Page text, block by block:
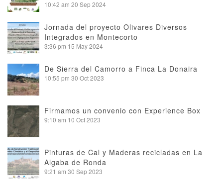
10:42 am 20 Sep 2024
Jornada del proyecto Olivares Diversos
Integrados en Montecorto
3:36 pm 15 May 2024
De Sierra del Camorro a Finca La Donaira
10:55 pm 30 Oct 2023
Firmamos un convenio con Experience Box
9:10 am 10 Oct 2023
Pinturas de Cal y Maderas recicladas en La
Algaba de Ronda
9:21 am 30 Sep 2023